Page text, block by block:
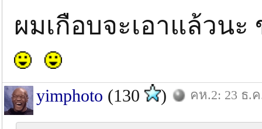
ผมเกือบจะเอาแล้วน
yimphoto (130 ) คห.2: 23 ธ.ค